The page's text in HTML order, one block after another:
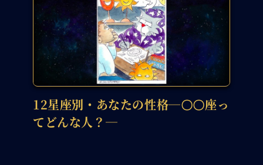
12星座別・あなたの性格―〇〇座っ
てどんな人？―